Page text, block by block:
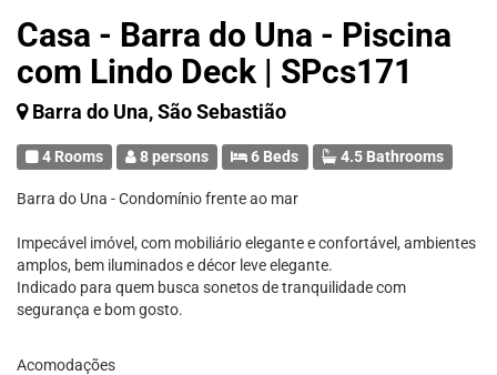
Casa - Barra do Una - Piscina
com Lindo Deck | SPcs171
Barra do Una, São Sebastião
4 Rooms 8 persons 6 Beds 4.5 Bathrooms
Barra do Una - Condomínio frente ao mar
Impecável imóvel, com mobiliário elegante e confortável, ambientes
amplos, bem iluminados e décor leve elegante.
Indicado para quem busca sonetos de tranquilidade com
segurança e bom gosto.
Acomodações